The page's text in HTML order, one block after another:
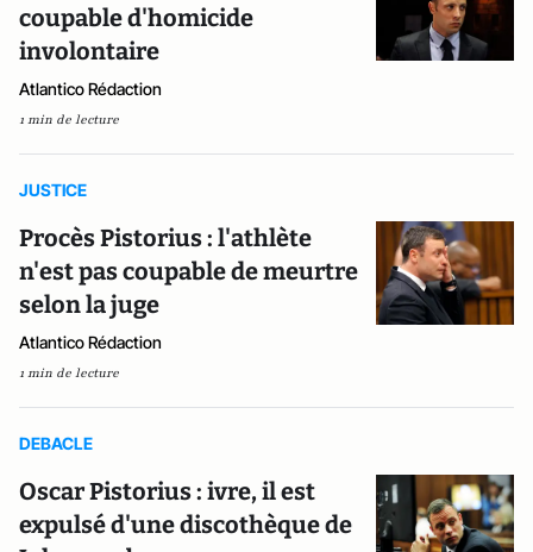
coupable d'homicide
involontaire
Atlantico Rédaction
1 min de lecture
JUSTICE
Procès Pistorius : l'athlète
n'est pas coupable de meurtre
selon la juge
Atlantico Rédaction
1 min de lecture
DEBACLE
Oscar Pistorius : ivre, il est
expulsé d'une discothèque de